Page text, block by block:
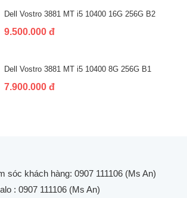
Dell Vostro 3881 MT i5 10400 16G 256G B2
9.500.000 đ
Dell Vostro 3881 MT i5 10400 8G 256G B1
7.900.000 đ
sóc khách hàng: 0907 111106 (Ms An)
: 0907 111106 (Ms An)